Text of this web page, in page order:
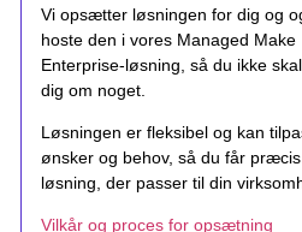
Vi opsætter løsningen for dig og
hoste den i vores Managed Make
Enterprise-løsning, så du ikke
dig om noget.
Løsningen er fleksibel og kan
ønsker og behov, så du får
løsning, der passer til din
Vilkår og proces for opsætning